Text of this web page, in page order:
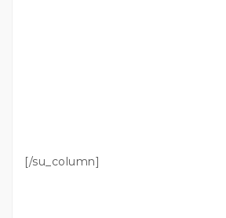
[/su_column]